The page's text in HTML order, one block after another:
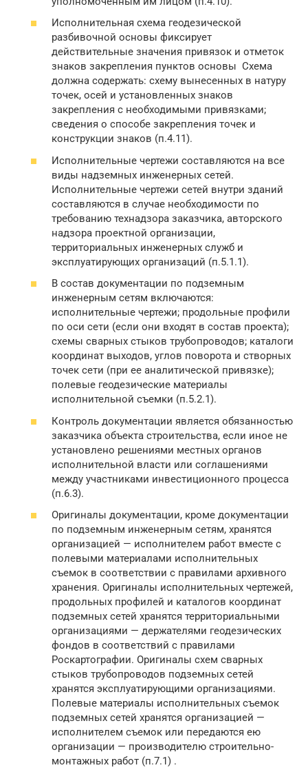
Исполнительная схема геодезической
разбивочной основы фиксирует
действительные значения привязок и отметок
знаков закрепления пунктов основы Схема
должна содержать: схему вынесенных в натуру
точек, осей и установленных знаков
закрепления с необходимыми привязками;
сведения о способе закрепления точек и
конструкции знаков (п.4.11).
Исполнительные чертежи составляются на все
виды надземных инженерных сетей.
Исполнительные чертежи сетей внутри зданий
составляются в случае необходимости по
требованию технадзора заказчика, авторского
надзора проектной организации,
территориальных инженерных служб и
эксплуатирующих организаций (п.5.1.1).
В состав документации по подземным
инженерным сетям включаются:
исполнительные чертежи; продольные профили
по оси сети (если они входят в состав проекта);
схемы сварных стыков трубопроводов; каталоги
координат выходов, углов поворота и створных
точек сети (при ее аналитической привязке);
полевые геодезические материалы
исполнительной съемки (п.5.2.1).
Контроль документации является обязанностью
заказчика объекта строительства, если иное не
установлено решениями местных органов
исполнительной власти или соглашениями
между участниками инвестиционного процесса
(п.6.3).
Оригиналы документации, кроме документации
по подземным инженерным сетям, хранятся
организацией — исполнителем работ вместе с
полевыми материалами исполнительных
съемок в соответствии с правилами архивного
хранения. Оригиналы исполнительных чертежей,
продольных профилей и каталогов координат
подземных сетей хранятся территориальными
организациями — держателями геодезических
фондов в соответствий с правилами
Роскартографии. Оригиналы схем сварных
стыков трубопроводов подземных сетей
хранятся эксплуатирующими организациями.
Полевые материалы исполнительных съемок
подземных сетей хранятся организацией —
исполнителем съемок или передаются ею
организации — производителю строительно-
монтажных работ (п.7.1) .